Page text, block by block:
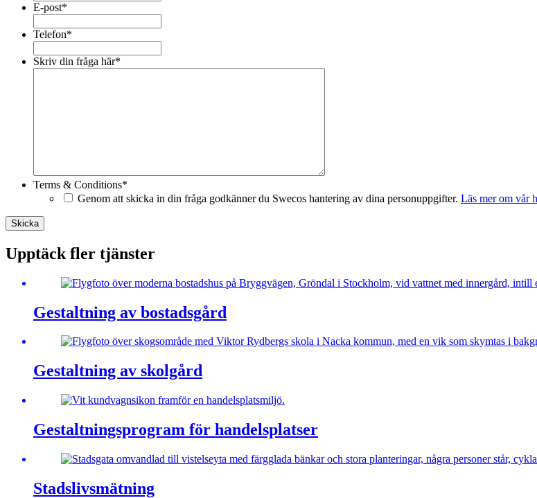
E-post*
Telefon*
Skriv din fråga här*
Terms & Conditions*
Genom att skicka in din fråga godkänner du Swecos hantering av dina personuppgifter. Läs mer om vår
Skicka
Upptäck fler tjänster
Gestaltning av bostadsgård
Gestaltning av skolgård
Gestaltningsprogram för handelsplatser
Stadslivsmätning